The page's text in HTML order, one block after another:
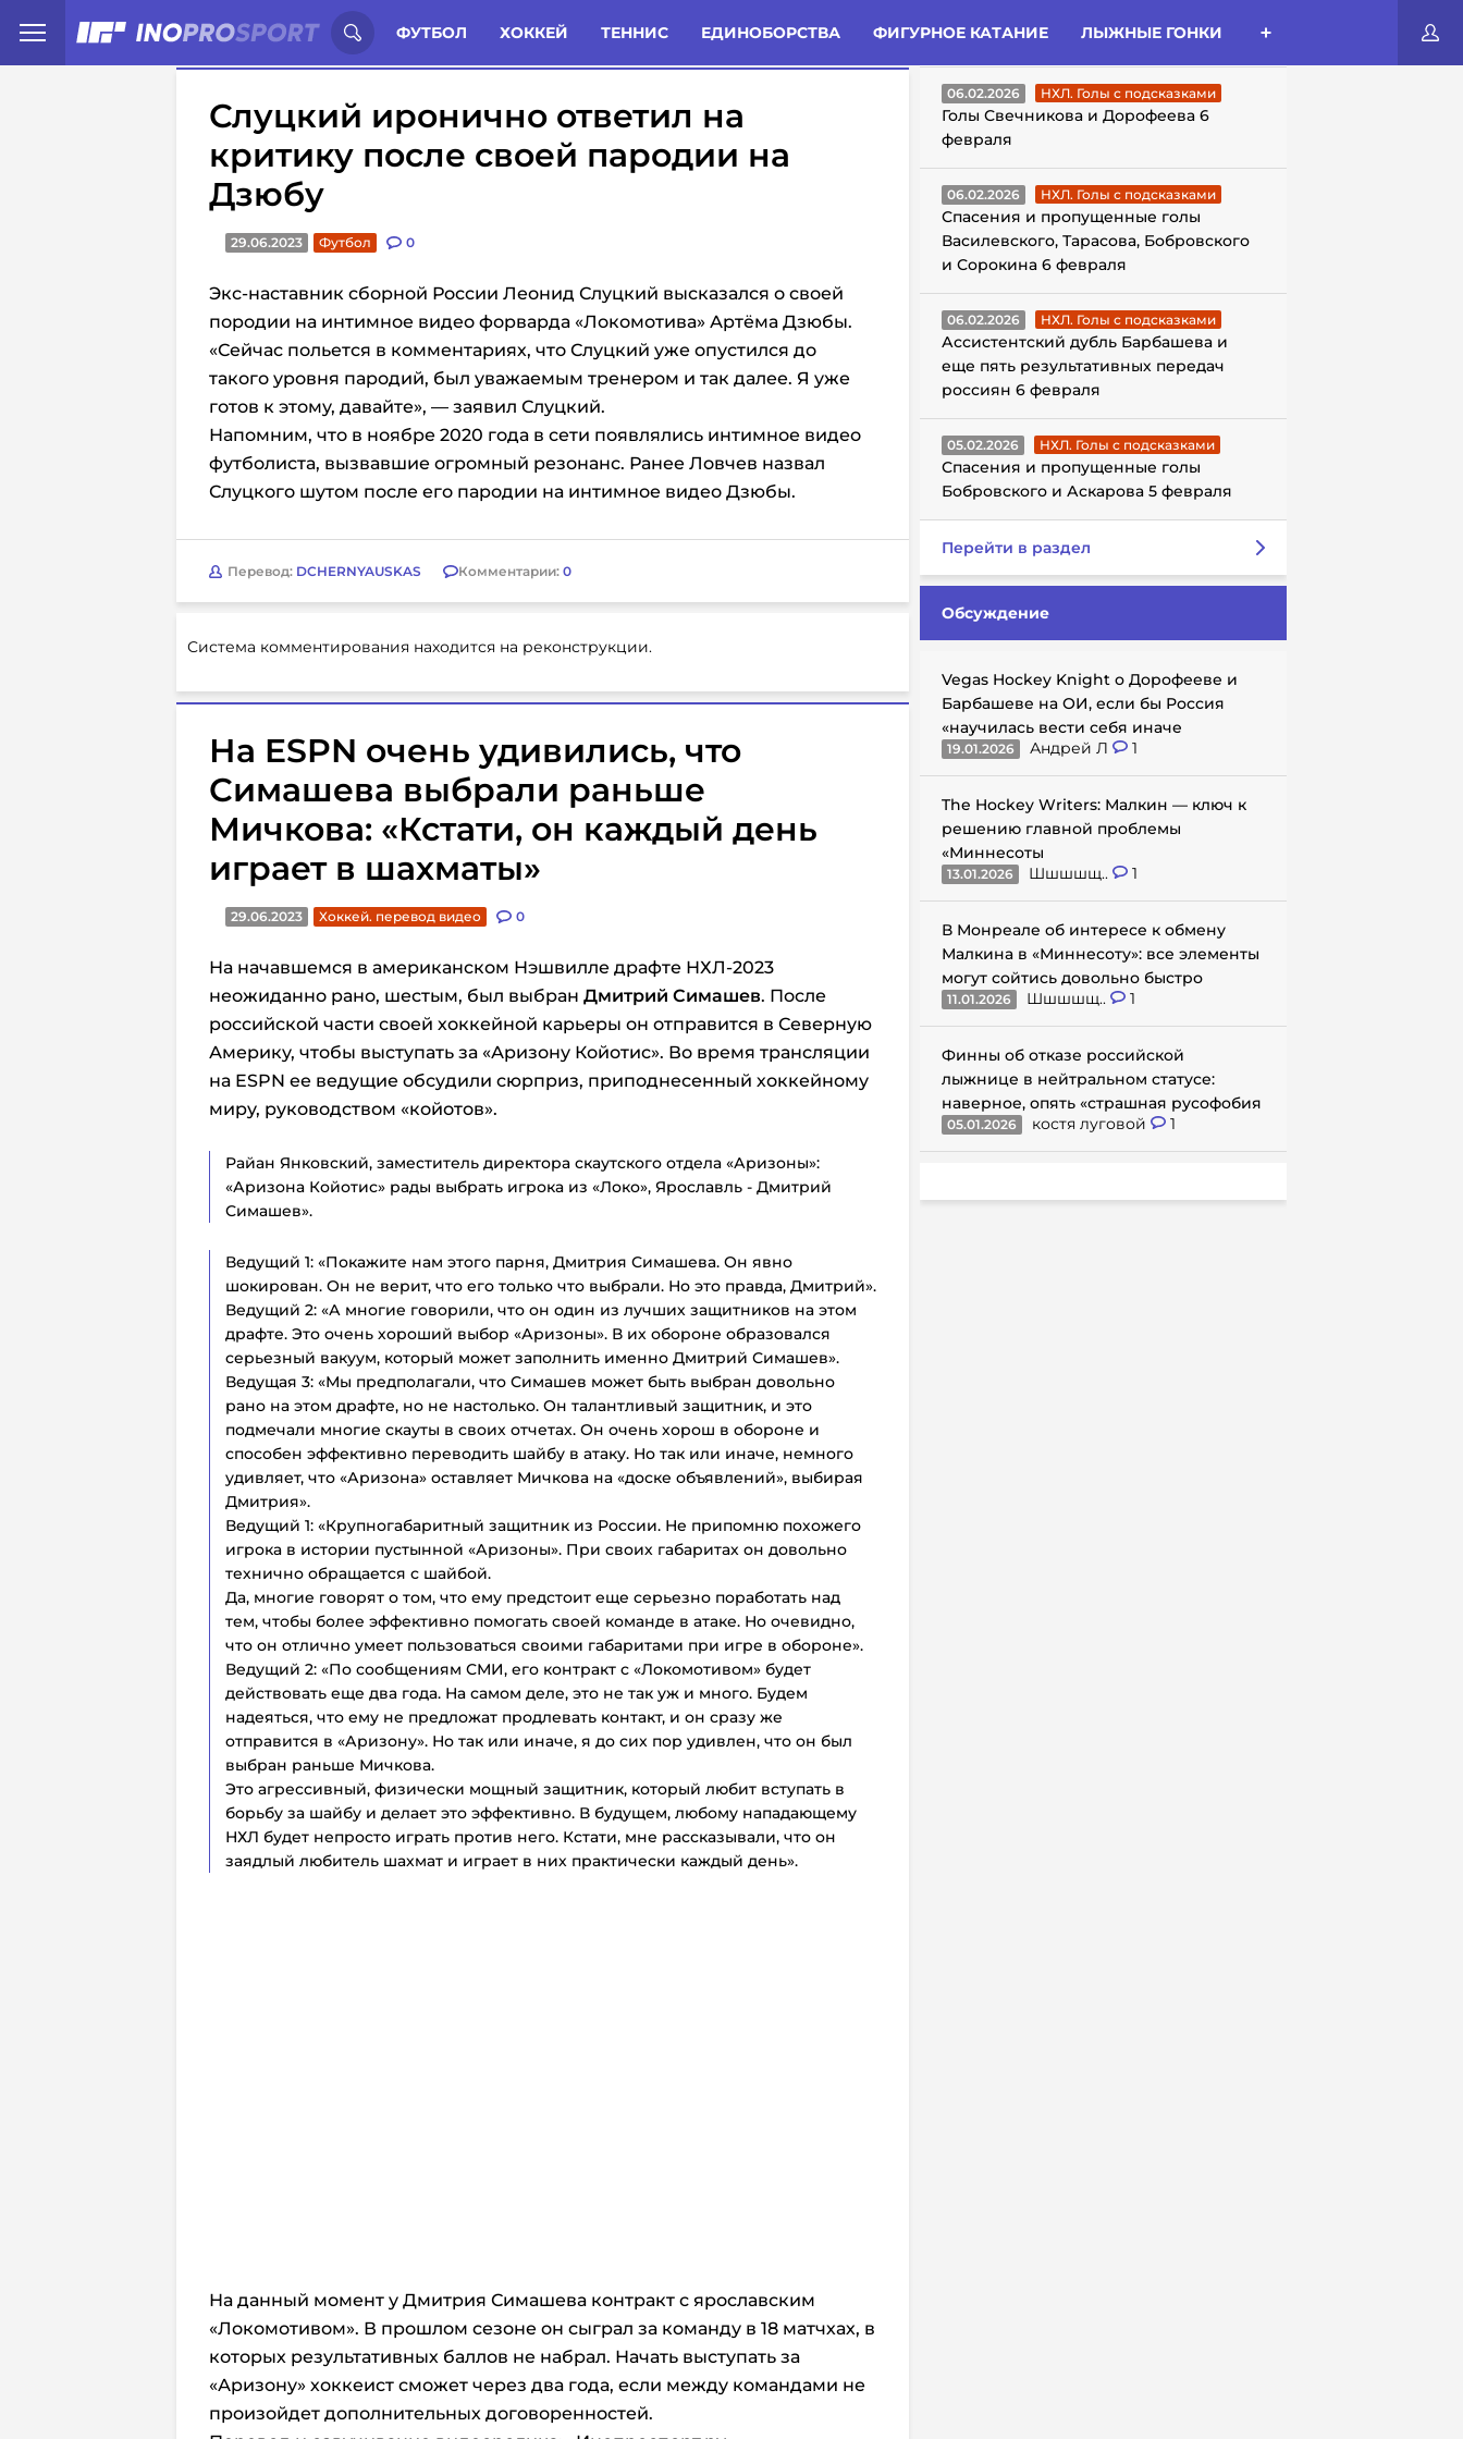
ФУТБОЛ ХОККЕЙ ТЕННИС ЕДИНОБОРСТВА ФИГУРНОЕ КАТАНИЕ ЛЫЖНЫЕ ГОНКИ
Иностранцы о спорте России: Статьи Комменты Новости
Слуцкий иронично ответил на
критику после своей пародии на
Дзюбу
29.06.2023 Футбол 0
Экс-наставник сборной России Леонид Слуцкий высказался о своей
породии на интимное видео форварда «Локомотива» Артёма Дзюбы.
«Сейчас польется в комментариях, что Слуцкий уже опустился до
такого уровня пародий, был уважаемым тренером и так далее. Я уже
готов к этому, давайте», — заявил Слуцкий.
Напомним, что в ноябре 2020 года в сети появлялись интимное видео
футболиста, вызвавшие огромный резонанс. Ранее Ловчев назвал
Слуцкого шутом после его пародии на интимное видео Дзюбы.
Перевод: DCHERNYAUSKAS Комментарии: 0
Система комментирования находится на реконструкции.
На ESPN очень удивились, что
Симашева выбрали раньше
Мичкова: «Кстати, он каждый день
играет в шахматы»
29.06.2023 Хоккей. перевод видео 0
На начавшемся в американском Нэшвилле драфте НХЛ-2023
неожиданно рано, шестым, был выбран Дмитрий Симашев. После
российской части своей хоккейной карьеры он отправится в Северную
Америку, чтобы выступать за «Аризону Койотис». Во время трансляции
на ESPN ее ведущие обсудили сюрприз, приподнесенный хоккейному
миру, руководством «койотов».
Райан Янковский, заместитель директора скаутского отдела «Аризоны»:
«Аризона Койотис» рады выбрать игрока из «Локо», Ярославль - Дмитрий
Симашев».
Ведущий 1: «Покажите нам этого парня, Дмитрия Симашева. Он явно
шокирован. Он не верит, что его только что выбрали. Но это правда, Дмитрий».
Ведущий 2: «А многие говорили, что он один из лучших защитников на этом
драфте. Это очень хороший выбор «Аризоны». В их обороне образовался
серьезный вакуум, который может заполнить именно Дмитрий Симашев».
Ведущая 3: «Мы предполагали, что Симашев может быть выбран довольно
рано на этом драфте, но не настолько. Он талантливый защитник, и это
подмечали многие скауты в своих отчетах. Он очень хорош в обороне и
способен эффективно переводить шайбу в атаку. Но так или иначе, немного
удивляет, что «Аризона» оставляет Мичкова на «доске объявлений», выбирая
Дмитрия».
Ведущий 1: «Крупногабаритный защитник из России. Не припомню похожего
игрока в истории пустынной «Аризоны». При своих габаритах он довольно
технично обращается с шайбой.
Да, многие говорят о том, что ему предстоит еще серьезно поработать над
тем, чтобы более эффективно помогать своей команде в атаке. Но очевидно,
что он отлично умеет пользоваться своими габаритами при игре в обороне».
Ведущий 2: «По сообщениям СМИ, его контракт с «Локомотивом» будет
действовать еще два года. На самом деле, это не так уж и много. Будем
надеяться, что ему не предложат продлевать контакт, и он сразу же
отправится в «Аризону». Но так или иначе, я до сих пор удивлен, что он был
выбран раньше Мичкова.
Это агрессивный, физически мощный защитник, который любит вступать в
борьбу за шайбу и делает это эффективно. В будущем, любому нападающему
НХЛ будет непросто играть против него. Кстати, мне рассказывали, что он
заядлый любитель шахмат и играет в них практически каждый день».
На данный момент у Дмитрия Симашева контракт с ярославским
«Локомотивом». В прошлом сезоне он сыграл за команду в 18 матчхах, в
которых результативных баллов не набрал. Начать выступать за
«Аризону» хоккеист сможет через два года, если между командами не
произойдет дополнительных договоренностей.
ГОЛЫ С ПОДСКАЗКАМИ
06.02.2026 НХЛ. Голы с подсказками
Голы Свечникова и Дорофеева 6
февраля
06.02.2026 НХЛ. Голы с подсказками
Спасения и пропущенные голы
Василевского, Тарасова, Бобровского
и Сорокина 6 февраля
06.02.2026 НХЛ. Голы с подсказками
Ассистентский дубль Барбашева и
еще пять результативных передач
россиян 6 февраля
05.02.2026 НХЛ. Голы с подсказками
Спасения и пропущенные голы
Бобровского и Аскарова 5 февраля
Перейти в раздел
Обсуждение
Vegas Hockey Knight о Дорофееве и
Барбашеве на ОИ, если бы Россия
«научилась вести себя иначе
19.01.2026 Андрей Л 1
The Hockey Writers: Малкин — ключ к
решению главной проблемы
«Миннесоты
13.01.2026 Шшшшщ.. 1
В Монреале об интересе к обмену
Малкина в «Миннесоту»: все элементы
могут сойтись довольно быстро
11.01.2026 Шшшшщ.. 1
Финны об отказе российской
лыжнице в нейтральном статусе:
наверное, опять «страшная русофобия
05.01.2026 костя луговой 1